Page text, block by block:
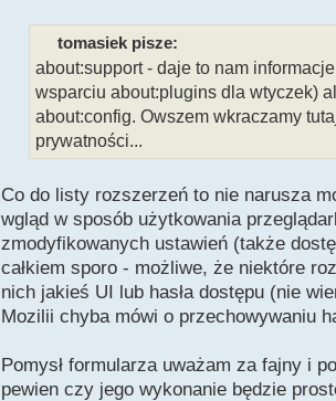
tomasiek pisze:
about:support - daje to nam
wsparciu about:plugins dla wtyczek)
about:config. Owszem wkraczamy
prywatności...
Co do listy rozszerzeń to nie narusza
wgląd w sposób użytkowania
zmodyfikowanych ustawień (także
całkiem sporo - możliwe, że niektóre
nich jakieś UI lub hasła dostępu (nie
Mozilii chyba mówi o przechowywaniu
Pomysł formularza uważam za fajny i
pewien czy jego wykonanie będzie